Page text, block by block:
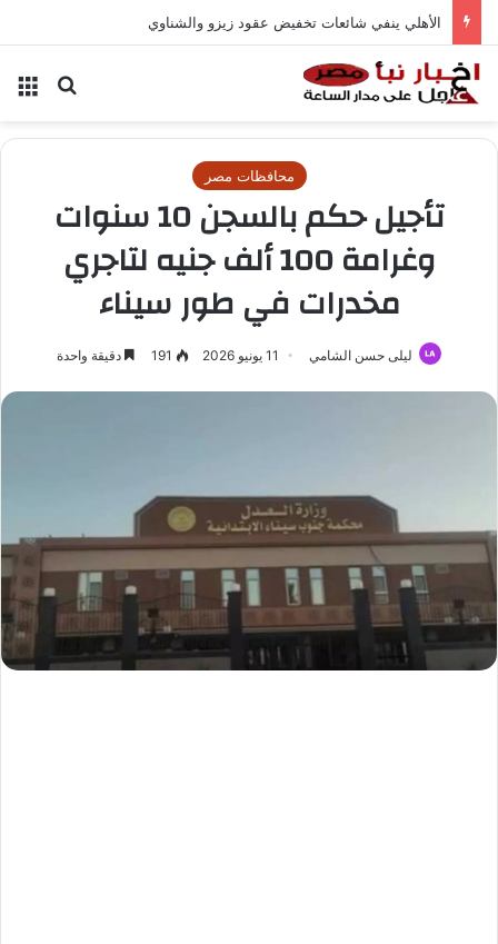
الأهلي ينفي شائعات تخفيض عقود زيزو والشناوي
بحث
محافظات مصر
تأجيل حكم بالسجن 10 سنوات
وغرامة 100 ألف جنيه لتاجري
مخدرات في طور سيناء
ليلى حسن الشامي 11 يونيو 2026 191 دقيقة واحدة